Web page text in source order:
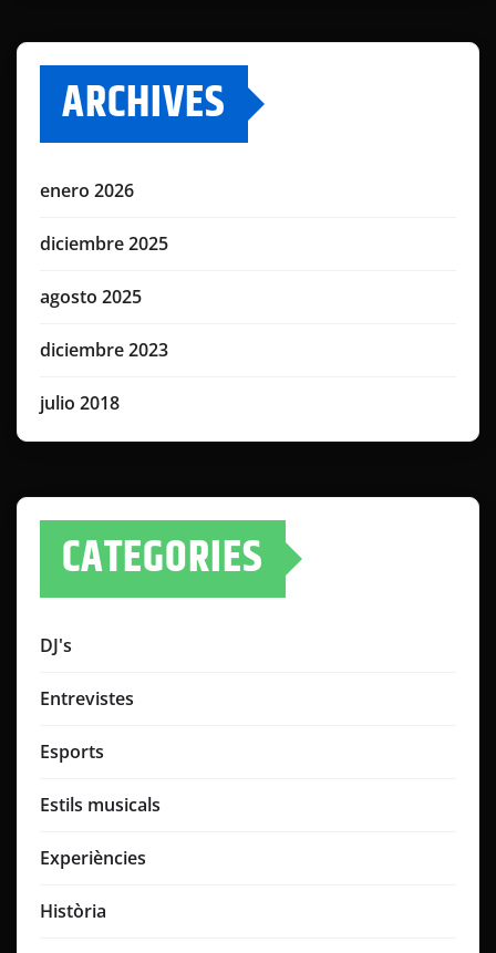
ARCHIVES
enero 2026
diciembre 2025
agosto 2025
diciembre 2023
julio 2018
CATEGORIES
DJ's
Entrevistes
Esports
Estils musicals
Experiències
Història